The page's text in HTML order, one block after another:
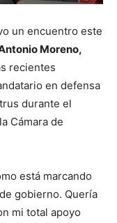
un encuentro este
Moreno,
recientes
en defensa
durante el
Cámara de
está marcando
gobierno. Quería
mi total apoyo